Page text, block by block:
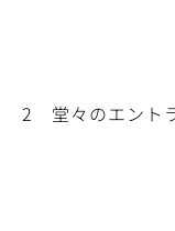
2 堂々のエント